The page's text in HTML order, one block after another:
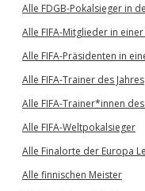
Alle FDGB-Pokalsieger in
Alle FIFA-Mitglieder in einer
Alle FIFA-Präsidenten in
Alle FIFA-Trainer des Jahres
Alle FIFA-Trainer*innen
Alle FIFA-Weltpokalsieger
Alle Finalorte der Europa
Alle finnischen Meister